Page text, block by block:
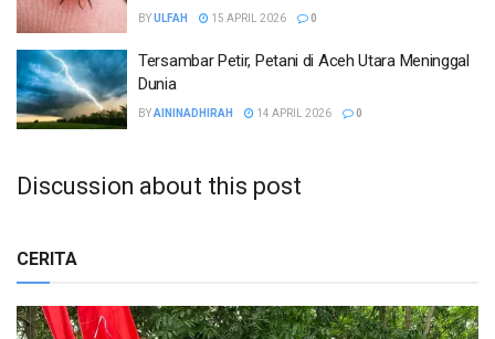
BYULFAH 15 APRIL 2026 0
Tersambar Petir, Petani di Aceh Utara Meninggal
Dunia
BYAININADHIRAH 14 APRIL 2026 0
Discussion about this post
CERITA